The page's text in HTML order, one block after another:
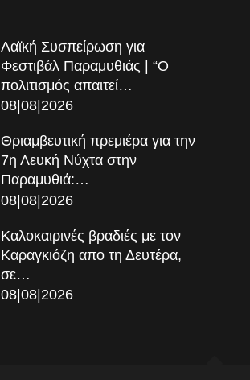
Λαϊκή Συσπείρωση για
Φεστιβάλ Παραμυθιάς | “Ο
πολιτισμός απαιτεί…
08|08|2026
Θριαμβευτική πρεμιέρα για την
7η Λευκή Νύχτα στην
Παραμυθιά:…
08|08|2026
Καλοκαιρινές βραδιές με τον
Καραγκιόζη απο τη Δευτέρα,
σε…
08|08|2026